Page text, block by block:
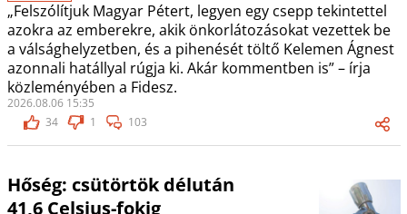
„Felszólítjuk Magyar Pétert, legyen egy csepp tekintettel
azokra az emberekre, akik önkorlátozásokat vezettek be
a válsághelyzetben, és a pihenését töltő Kelemen Ágnest
azonnali hatállyal rúgja ki. Akár kommentben is” – írja
közleményében a Fidesz.
2026.08.06 15:35
34
1 103
Hőség: csütörtök délután
41,6 Celsius-fokig